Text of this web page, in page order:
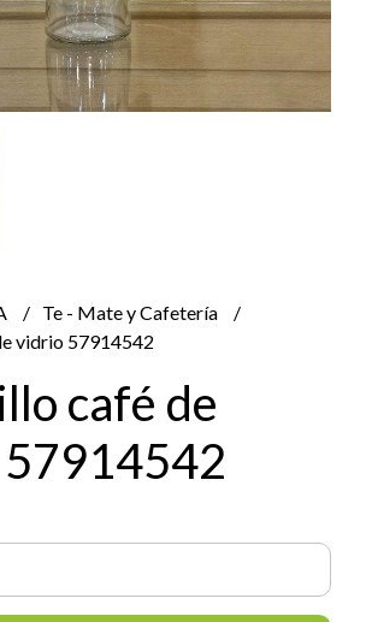
Te - Mate y Cafetería
vidrio 57914542
café de